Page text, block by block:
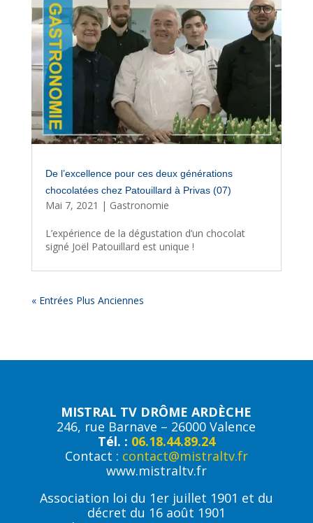
De l’excellence pour ces deux générations
chocolatées chez Patouillard à Privas (07)
Mai 7, 2021 | Gastronomie
L’expérience de la dégustation d’un chocolat
signé Joël Patouillard est unique !
« Entrées Plus Anciennes
MISTRAL TV DRÔME ARDÈCHE
246, rue Barnave – 26000 Valence
Tél. : 06.18.44.89.24
Contact : contact@mistraltv.fr
www.mistraltv.fr
Association loi du 1er juillet 1901 et du
décret du 16 août 1901